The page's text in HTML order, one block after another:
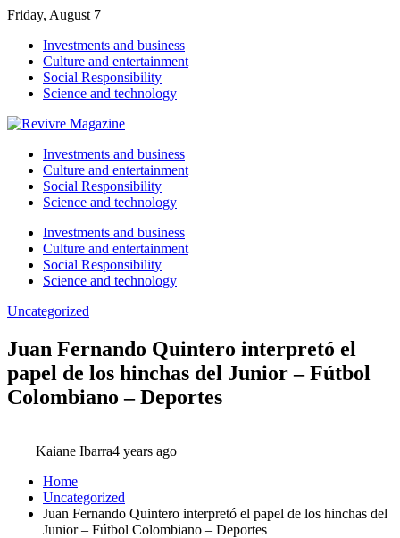
Friday, August 7
Investments and business
Culture and entertainment
Social Responsibility
Science and technology
Investments and business
Culture and entertainment
Social Responsibility
Science and technology
Investments and business
Culture and entertainment
Social Responsibility
Science and technology
Uncategorized
Juan Fernando Quintero interpretó el
papel de los hinchas del Junior – Fútbol
Colombiano – Deportes
Kaiane Ibarra4 years ago
Home
Uncategorized
Juan Fernando Quintero interpretó el papel de los hinchas del
Junior – Fútbol Colombiano – Deportes